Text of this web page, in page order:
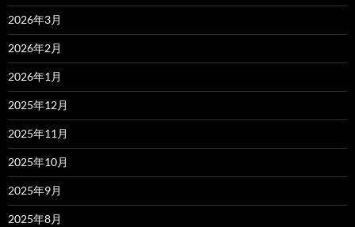
2026年3月
2026年2月
2026年1月
2025年12月
2025年11月
2025年10月
2025年9月
2025年8月